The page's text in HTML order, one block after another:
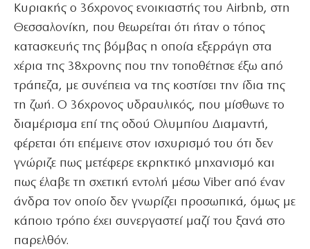
Κυριακής ο 36χρονος ενοικιαστής του Airbnb, στη
Θεσσαλονίκη, που θεωρείται ότι ήταν ο τόπος
κατασκευής της βόμβας η οποία εξερράγη στα
χέρια της 38χρονης που την τοποθέτησε έξω από
τράπεζα, με συνέπεια να της κοστίσει την ίδια της
τη ζωή. Ο 36χρονος υδραυλικός, που μίσθωνε το
διαμέρισμα επί της οδού Ολυμπίου Διαμαντή,
φέρεται ότι επέμεινε στον ισχυρισμό του ότι δεν
γνώριζε πως μετέφερε εκρηκτικό μηχανισμό και
πως έλαβε τη σχετική εντολή μέσω Viber από έναν
άνδρα τον οποίο δεν γνωρίζει προσωπικά, όμως με
κάποιο τρόπο έχει συνεργαστεί μαζί του ξανά στο
παρελθόν.